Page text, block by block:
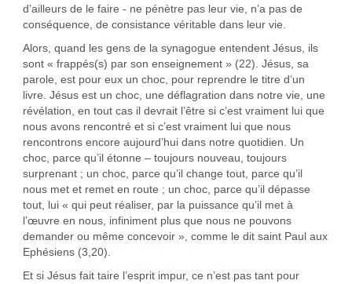
d’ailleurs de le faire - ne pénètre pas leur vie, n’a pas de
conséquence, de consistance véritable dans leur vie.
Alors, quand les gens de la synagogue entendent Jésus, ils
sont « frappés(s) par son enseignement » (22). Jésus, sa
parole, est pour eux un choc, pour reprendre le titre d’un
livre. Jésus est un choc, une déflagration dans notre vie, une
révélation, en tout cas il devrait l’être si c’est vraiment lui que
nous avons rencontré et si c’est vraiment lui que nous
rencontrons encore aujourd’hui dans notre quotidien. Un
choc, parce qu’il étonne – toujours nouveau, toujours
surprenant ; un choc, parce qu’il change tout, parce qu’il
nous met et remet en route ; un choc, parce qu’il dépasse
tout, lui « qui peut réaliser, par la puissance qu’il met à
l’œuvre en nous, infiniment plus que nous ne pouvons
demander ou même concevoir », comme le dit saint Paul aux
Ephésiens (3,20).
Et si Jésus fait taire l’esprit impur, ce n’est pas tant pour